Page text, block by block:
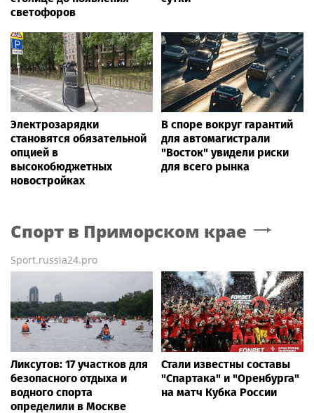
светофоров
Электрозарядки
становятся обязательной
опцией в
высокобюджетных
новостройках
В споре вокруг гарантий
для автомагистрали
"Восток" увидели риски
для всего рынка
Спорт в Приморском крае
Sport.russia24.pro
Ликсутов: 17 участков для
безопасного отдыха и
водного спорта
определили в Москве
Стали известны составы
"Спартака" и "Оренбурга"
на матч Кубка России